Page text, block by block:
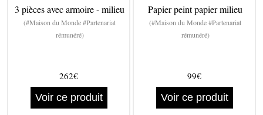
3 pièces avec armoire - milieu
(#Maison du Monde #Partenariat
rémunéré)
262€
Voir ce produit
Papier peint papier milieu
(#Maison du Monde #Partenariat
rémunéré)
99€
Voir ce produit